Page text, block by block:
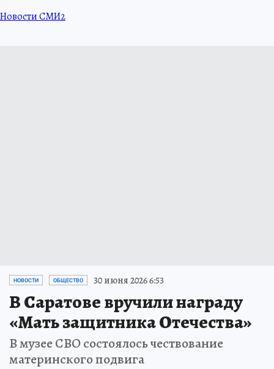
Новости СМИ2
НОВОСТИ ОБЩЕСТВО 30 июня 2026 6:53
В Саратове вручили награду
«Мать защитника Отечества»
В музее СВО состоялось чествование
материнского подвига